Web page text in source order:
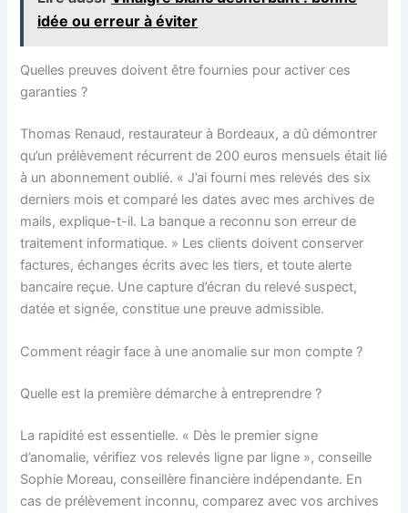
idée ou erreur à éviter
Quelles preuves doivent être fournies pour activer ces
garanties ?
Thomas Renaud, restaurateur à Bordeaux, a dû démontrer
qu’un prélèvement récurrent de 200 euros mensuels était lié
à un abonnement oublié. « J’ai fourni mes relevés des six
derniers mois et comparé les dates avec mes archives de
mails, explique-t-il. La banque a reconnu son erreur de
traitement informatique. » Les clients doivent conserver
factures, échanges écrits avec les tiers, et toute alerte
bancaire reçue. Une capture d’écran du relevé suspect,
datée et signée, constitue une preuve admissible.
Comment réagir face à une anomalie sur mon compte ?
Quelle est la première démarche à entreprendre ?
La rapidité est essentielle. « Dès le premier signe
d’anomalie, vérifiez vos relevés ligne par ligne », conseille
Sophie Moreau, conseillère financière indépendante. En
cas de prélèvement inconnu, comparez avec vos archives